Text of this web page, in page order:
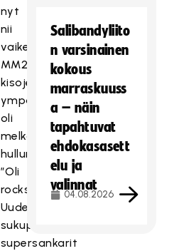
nyt
nii
vaikeeta”
MM2010-
kisojen
ympärillä
oli
melkoinen
hullunmylly
”Oli
rockstaraolo”
Uuden
sukupolven
supersankarit
Salibandyliito
n varsinainen
kokous
marraskuuss
a – näin
tapahtuvat
ehdokasasett
elu ja
valinnat
04.08.2026